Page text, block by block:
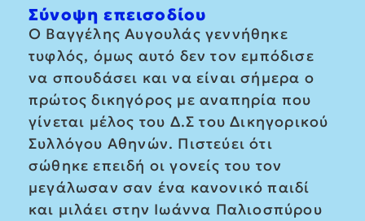
Σύνοψη επεισοδίου
Ο Βαγγέλης Αυγουλάς γεννήθηκε
τυφλός, όμως αυτό δεν τον εμπόδισε
να σπουδάσει και να είναι σήμερα ο
πρώτος δικηγόρος με αναπηρία που
γίνεται μέλος του Δ.Σ του Δικηγορικού
Συλλόγου Αθηνών. Πιστεύει ότι
σώθηκε επειδή οι γονείς του τον
μεγάλωσαν σαν ένα κανονικό παιδί
και μιλάει στην Ιωάννα Παλιοσπύρου